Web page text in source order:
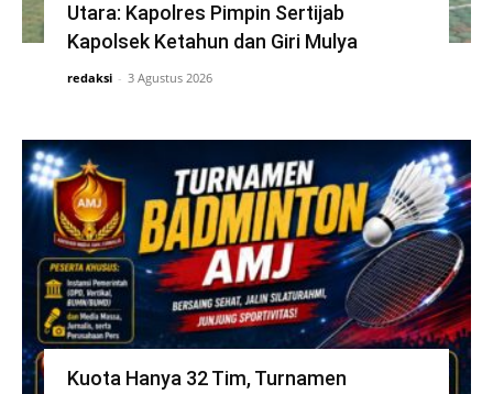
Utara: Kapolres Pimpin Sertijab
Kapolsek Ketahun dan Giri Mulya
redaksi - 3 Agustus 2026
Kuota Hanya 32 Tim, Turnamen